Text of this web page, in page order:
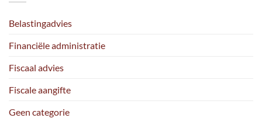
Belastingadvies
Financiële administratie
Fiscaal advies
Fiscale aangifte
Geen categorie